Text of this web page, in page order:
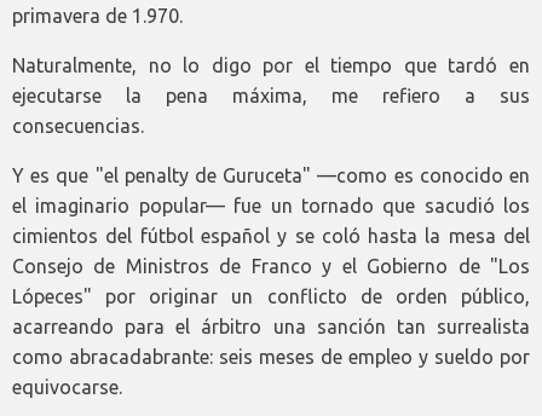
primavera de 1.970.
Naturalmente, no lo digo por el tiempo que tardó en
ejecutarse la pena máxima, me refiero a sus
consecuencias.
Y es que "el penalty de Guruceta" —como es conocido en
el imaginario popular— fue un tornado que sacudió los
cimientos del fútbol español y se coló hasta la mesa del
Consejo de Ministros de Franco y el Gobierno de "Los
Lópeces" por originar un conflicto de orden público,
acarreando para el árbitro una sanción tan surrealista
como abracadabrante: seis meses de empleo y sueldo por
equivocarse.